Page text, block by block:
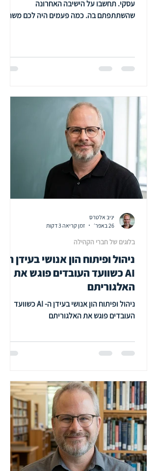
עסקי. תחשבו על הישיבה האחרונה
שהשתתפתם בה. כמה פעמים היה לכם משהו
גוף שנקרא המרכז לאפקטיביות ארגונית. מה
מקצוע בתחום רווחת העובד ב-47 מדינות,
מתוך נתונים של יותר ממאה אלף ארגונים
ושמונים ושמונה מיליון עובדים. זה לא סקר קטן.
זו תמונה גלובלי
ניהול ופיתוח הון אנושי בעידן ה-
AI כשוועד העובדים פוגש את
האלגוריתם
ניהול ופיתוח הון אנושי בעידן ה- AI כשוועד
העובדים פוגש את האלגוריתם
בלוגים של חברי הקהילה
יניב אלטרס
26 באפר׳
זמן קריאה 3 דקות